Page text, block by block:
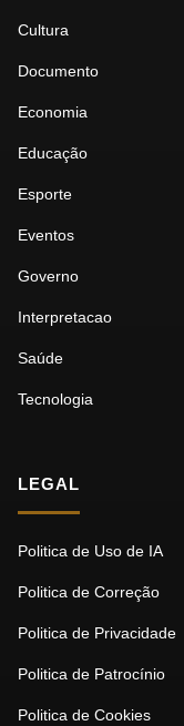
Cultura
Documento
Economia
Educação
Esporte
Eventos
Governo
Interpretacao
Saúde
Tecnologia
LEGAL
Politica de Uso de IA
Politica de Correção
Politica de Privacidade
Politica de Patrocínio
Politica de Cookies